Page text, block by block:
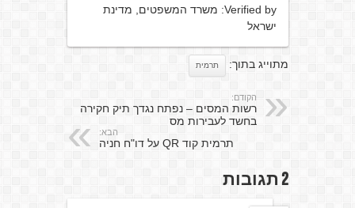
Verified by: משרד המשפטים, מדינת
ישראל
מתוייג בתוך: תרמית
הקודם:
רשות המסים – נפתח נגדך תיק חקירה
בחשד לעבירות מס
הבא:
תרמית קוד QR על דו"ח חניה
2 תגובות